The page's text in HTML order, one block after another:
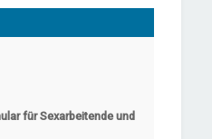
für Sexarbeitende und